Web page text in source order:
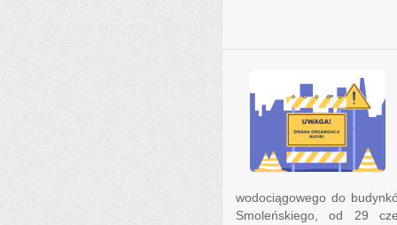
wodociągowego do
Smoleńskiego, od 29